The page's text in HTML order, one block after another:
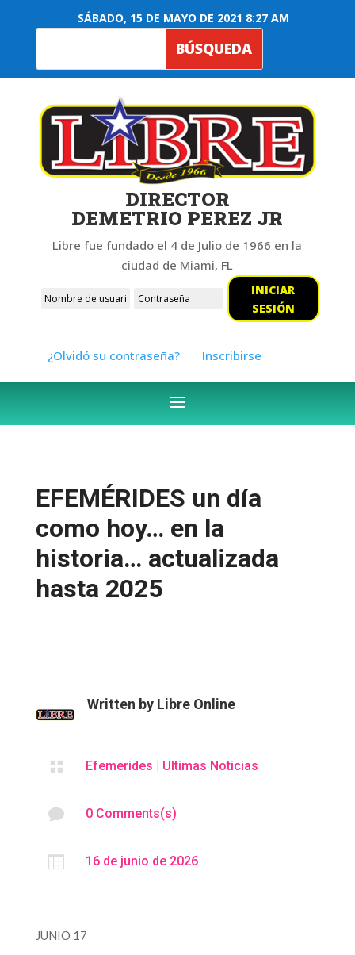
SÁBADO, 15 DE MAYO DE 2021 8:27 AM
DIRECTOR
DEMETRIO PEREZ JR
Libre fue fundado el 4 de Julio de 1966 en la
ciudad de Miami, FL
INICIAR
SESIÓN
¿Olvidó su contraseña? Inscribirse
EFEMÉRIDES un día
como hoy… en la
historia… actualizada
hasta 2025
Written by Libre Online
 Efemerides | Ultimas Noticias
 0 Comments(s)
 16 de junio de 2026
JUNIO 17